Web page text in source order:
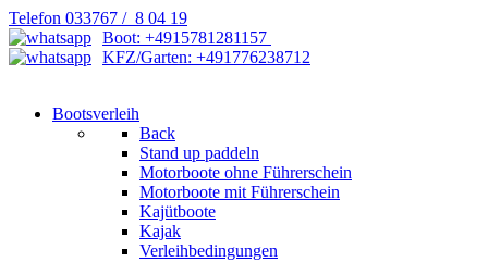
Telefon 033767 / 8 04 19
Boot: +4915781281157
KFZ/Garten: +491776238712
Bootsverleih
Back
Stand up paddeln
Motorboote ohne Führerschein
Motorboote mit Führerschein
Kajütboote
Kajak
Verleihbedingungen